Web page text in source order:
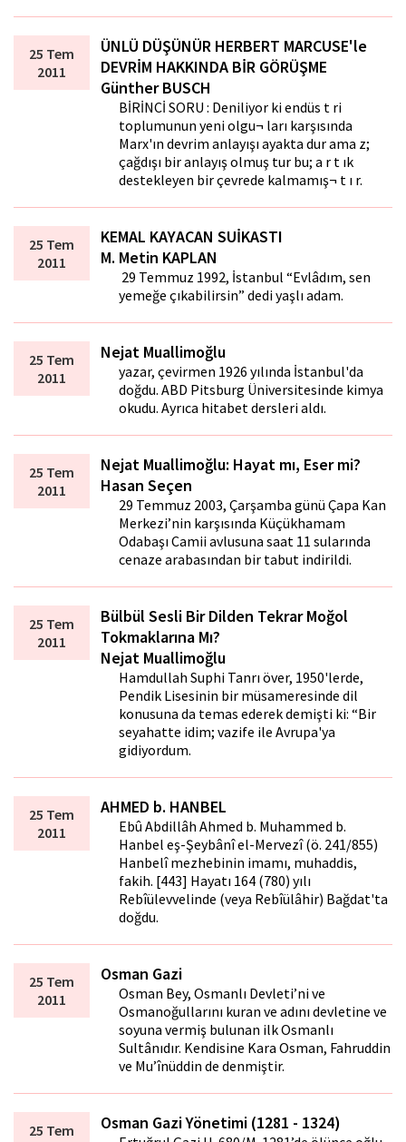
25 Tem
2011
ÜNLÜ DÜŞÜNÜR HERBERT MARCUSE'le
DEVRİM HAKKINDA BİR GÖRÜŞME
Günther BUSCH
BİRİNCİ SORU : Deniliyor ki endüs t ri
toplumunun yeni olgu¬ ları karşısında
Marx'ın devrim anlayışı ayakta dur ama z;
çağdışı bir anlayış olmuş tur bu; a r t ık
destekleyen bir çevrede kalmamış¬ t ı r.
25 Tem
2011
KEMAL KAYACAN SUİKASTI
M. Metin KAPLAN
29 Temmuz 1992, İstanbul “Evlâdım, sen
yemeğe çıkabilirsin” dedi yaşlı adam.
25 Tem
2011
Nejat Muallimoğlu
yazar, çevirmen 1926 yılında İstanbul'da
doğdu. ABD Pitsburg Üniversitesinde kimya
okudu. Ayrıca hitabet dersleri aldı.
25 Tem
2011
Nejat Muallimoğlu: Hayat mı, Eser mi?
Hasan Seçen
29 Temmuz 2003, Çarşamba günü Çapa Kan
Merkezi’nin karşısında Küçükhamam
Odabaşı Camii avlusuna saat 11 sularında
cenaze arabasından bir tabut indirildi.
25 Tem
2011
Bülbül Sesli Bir Dilden Tekrar Moğol
Tokmaklarına Mı?
Nejat Muallimoğlu
Hamdullah Suphi Tanrı över, 1950'lerde,
Pendik Lisesinin bir müsameresinde dil
konusuna da temas ederek demişti ki: “Bir
seyahatte idim; vazife ile Avrupa'ya
gidiyordum.
25 Tem
2011
AHMED b. HANBEL
Ebû Abdillâh Ahmed b. Muhammed b.
Hanbel eş-Şeybânî el-Mervezî (ö. 241/855)
Hanbelî mezhebinin imamı, muhaddis,
fakih. [443] Hayatı 164 (780) yılı
Rebîülevvelinde (veya Rebîülâhir) Bağdat'ta
doğdu.
25 Tem
2011
Osman Gazi
Osman Bey, Osmanlı Devleti’ni ve
Osmanoğullarını kuran ve adını devletine ve
soyuna vermiş bulunan ilk Osmanlı
Sultânıdır. Kendisine Kara Osman, Fahruddin
ve Mu’înüddin de denmiştir.
25 Tem
Osman Gazi Yönetimi (1281 - 1324)